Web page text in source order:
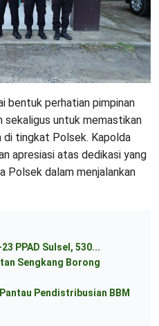
bentuk perhatian pimpinan
sekaligus untuk memastikan
di tingkat Polsek. Kapolda
apresiasi atas dedikasi yang
Polsek dalam menjalankan
PPAD Sulsel, 530...
Sengkang Borong
Pendistribusian BBM